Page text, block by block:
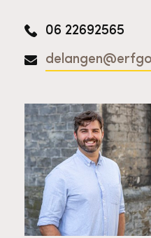
06 22692565